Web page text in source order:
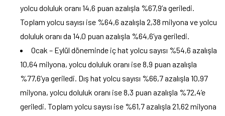
yolcu doluluk oranı 14,6 puan azalışla %67,9’a geriledi.
Toplam yolcu sayısı ise %64,6 azalışla 2,38 milyona ve yolcu
doluluk oranı da 14,0 puan azalışla %64,6’ya geriledi.
Ocak – Eylül döneminde iç hat yolcu sayısı %54,6 azalışla
10,64 milyona, yolcu doluluk oranı ise 8,9 puan azalışla
%77,6’ya geriledi. Dış hat yolcu sayısı %66,7 azalışla 10,97
milyona, yolcu doluluk oranı ise 8,3 puan azalışla %72,4’e
geriledi. Toplam yolcu sayısı ise %61,7 azalışla 21,62 milyona